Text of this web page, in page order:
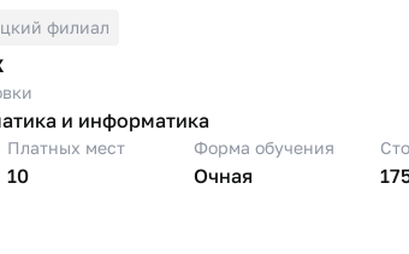
филиал
и информатика
Платных мест
10
Форма обучения
Очная